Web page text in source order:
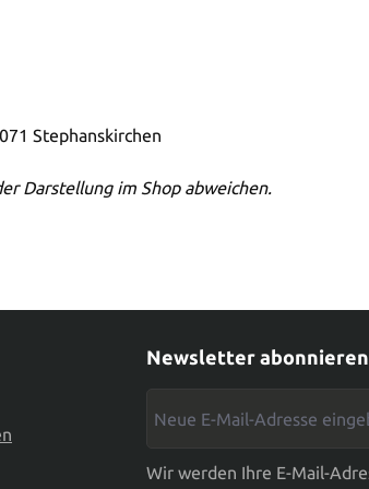
Stephanskirchen
Darstellung im Shop abweichen.
Newsletter abonnieren
Neue E-Mail-Adresse
Wir werden Ihre E-Mail-